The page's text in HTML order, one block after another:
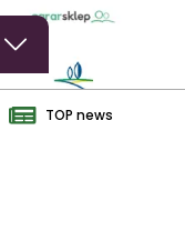
TOP news